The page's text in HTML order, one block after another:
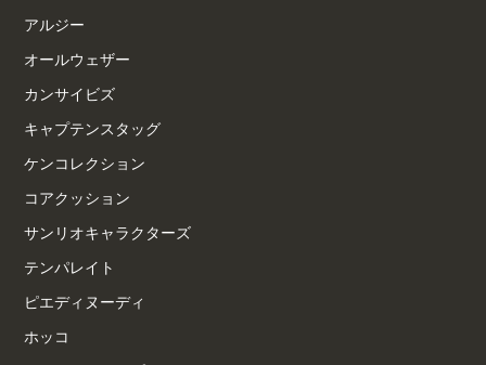
アルジー
オールウェザー
カンサイビズ
キャプテンスタッグ
ケンコレクション
コアクッション
サンリオキャラクターズ
テンパレイト
ピエディヌーディ
ホッコ